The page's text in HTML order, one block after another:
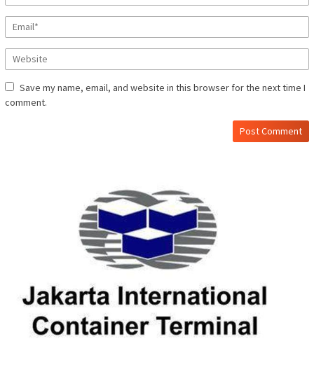
Save my name, email, and website in this browser for the next time I
comment.